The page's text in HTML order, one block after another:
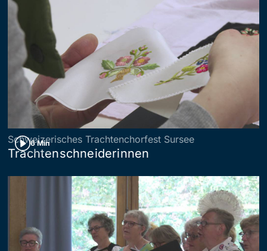
6 Min
Schweizerisches Trachtenchorfest Sursee
Trachtenschneiderinnen